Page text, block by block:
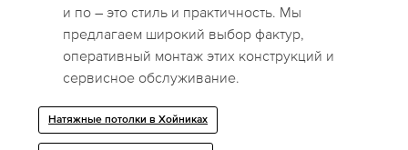
и по – это стиль и практичность. Мы
предлагаем широкий выбор фактур,
оперативный монтаж этих конструкций и
сервисное обслуживание.
Натяжные потолки в Хойниках